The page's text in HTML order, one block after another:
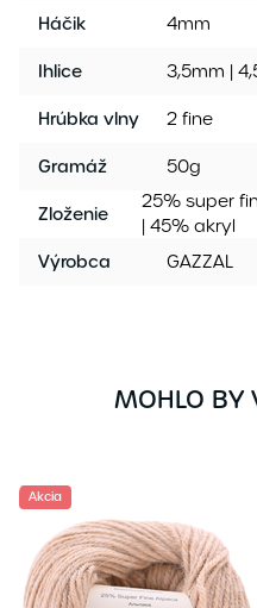
Háčik
4mm
Ihlice
3,5mm |
Hrúbka vlny
2 fine
Gramáž
50g
Zloženie
25% super
| 45% akryl
Výrobca
GAZZAL
MOHLO BY
Akcia